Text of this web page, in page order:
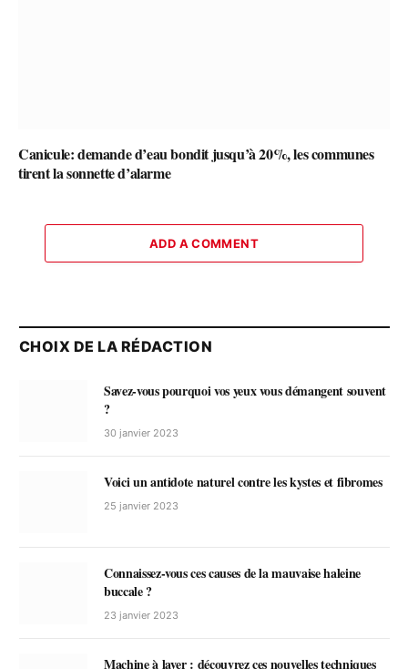
Canicule: demande d’eau bondit jusqu’à 20%, les communes
tirent la sonnette d’alarme
ADD A COMMENT
CHOIX DE LA RÉDACTION
Savez-vous pourquoi vos yeux vous démangent souvent
?
30 janvier 2023
Voici un antidote naturel contre les kystes et fibromes
25 janvier 2023
Connaissez-vous ces causes de la mauvaise haleine
buccale ?
23 janvier 2023
Machine à laver : découvrez ces nouvelles techniques